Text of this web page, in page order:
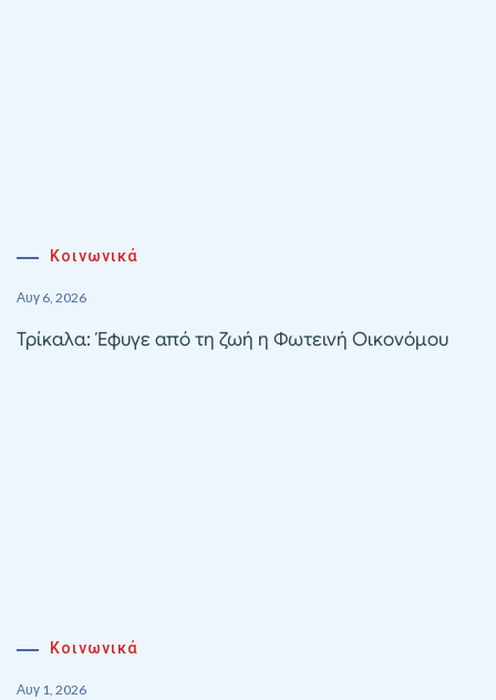
Κοινωνικά
Αυγ 6, 2026
Τρίκαλα: Έφυγε από τη ζωή η Φωτεινή Οικονόμου
Κοινωνικά
Αυγ 1, 2026